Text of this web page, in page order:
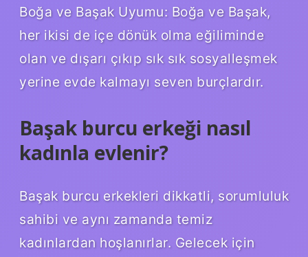
Boğa ve Başak Uyumu: Boğa ve Başak,
her ikisi de içe dönük olma eğiliminde
olan ve dışarı çıkıp sık sık sosyalleşmek
yerine evde kalmayı seven burçlardır.
Başak burcu erkeği nasıl
kadınla evlenir?
Başak burcu erkekleri dikkatli, sorumluluk
sahibi ve aynı zamanda temiz
kadınlardan hoşlanırlar. Gelecek için